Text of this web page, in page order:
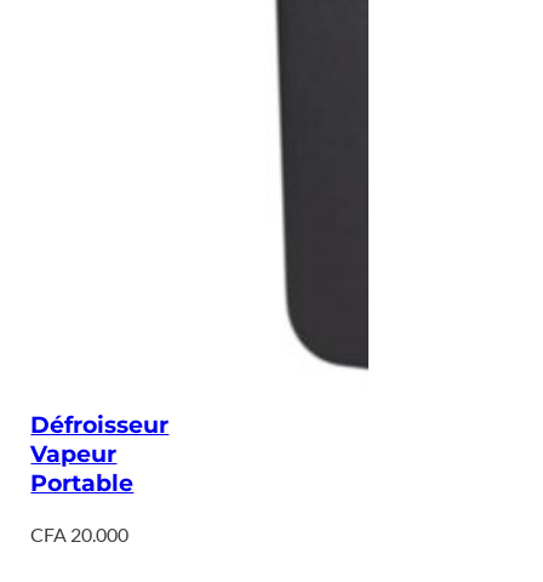
Défroisseur
Vapeur
Portable
CFA 20.000